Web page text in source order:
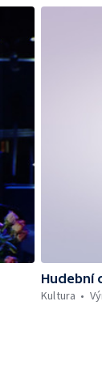
Hudební
Kultura